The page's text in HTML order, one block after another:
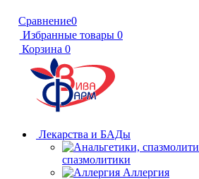
Сравнение0
Избранные товары 0
Корзина 0
Лекарства и БАДы
спазмолитики
Аллергия